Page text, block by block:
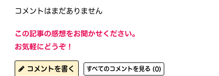
コメントはまだありません
この記事の感想をお聞かせください。
お気軽にどうぞ！
コメントを書く すべてのコメントを見る (0)